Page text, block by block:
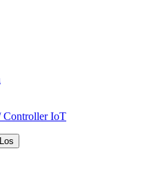
Controller IoT